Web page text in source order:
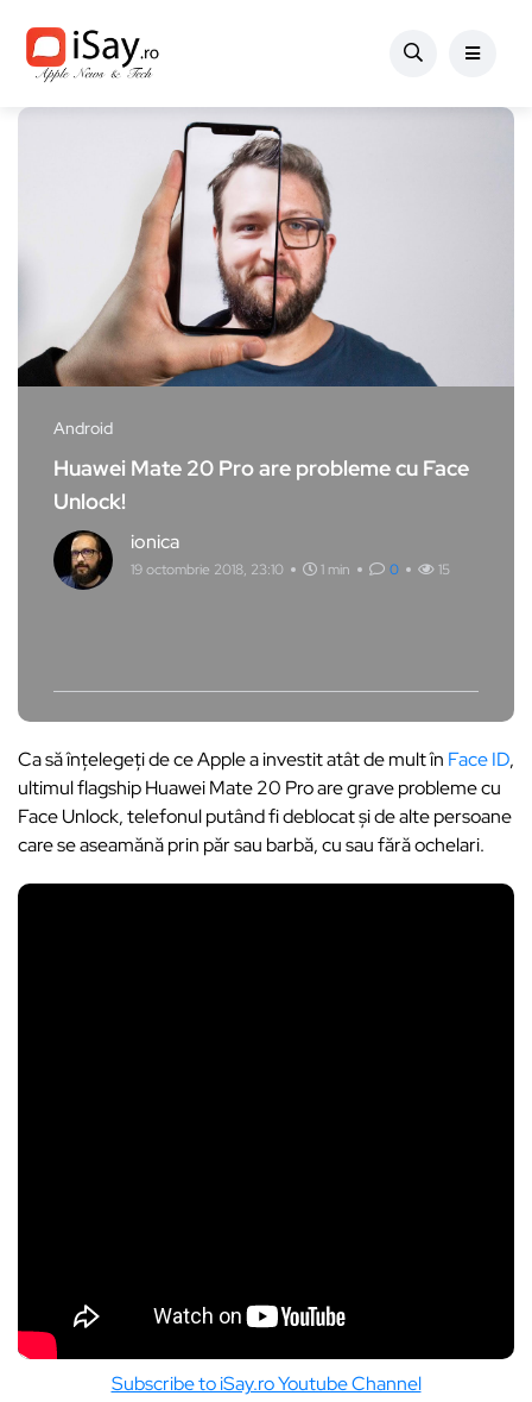
Android
Huawei Mate 20 Pro are probleme cu Face
Unlock!
ionica
19 octombrie 2018, 23:10 1 min 0 15
Ca să înțelegeți de ce Apple a investit atât de mult în Face ID,
ultimul flagship Huawei Mate 20 Pro are grave probleme cu
Face Unlock, telefonul putând fi deblocat și de alte persoane
care se aseamănă prin păr sau barbă, cu sau fără ochelari.
Subscribe to iSay.ro Youtube Channel